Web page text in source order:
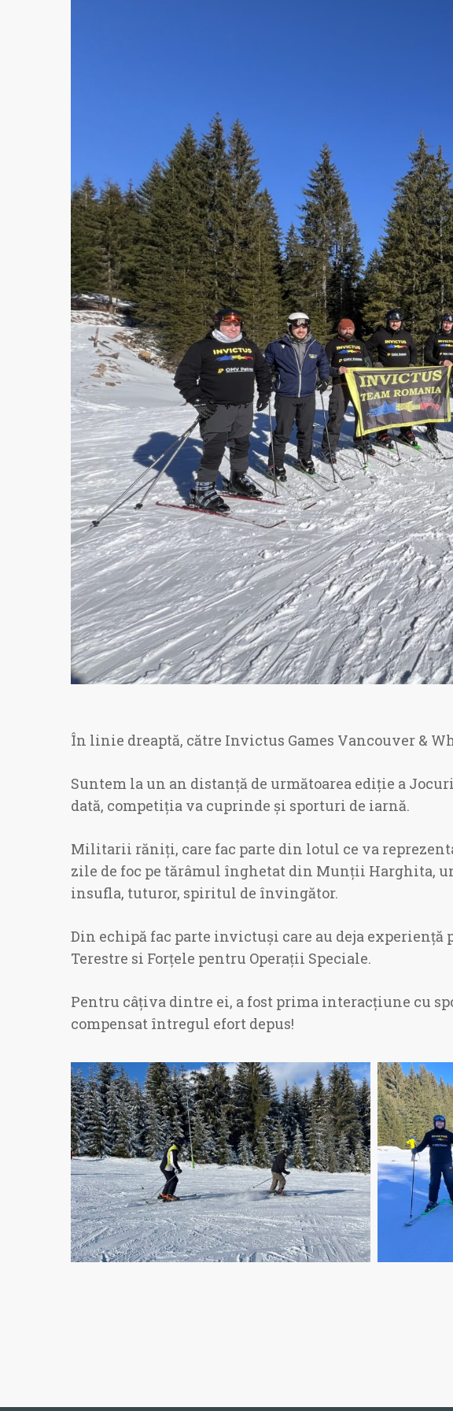
În linie dreaptă, către Invictus Games Vancouver &
Suntem la un an distanță de următoarea ediție a
dată, competiția va cuprinde și sporturi de iarnă.
Militarii răniți, care fac parte din lotul ce va
zile de foc pe tărâmul înghetat din Munții Harghita,
insufla, tuturor, spiritul de învingător.
Din echipă fac parte invictuși care au deja
Terestre si Forțele pentru Operații Speciale.
Pentru câțiva dintre ei, a fost prima interacțiune cu
compensat întregul efort depus!